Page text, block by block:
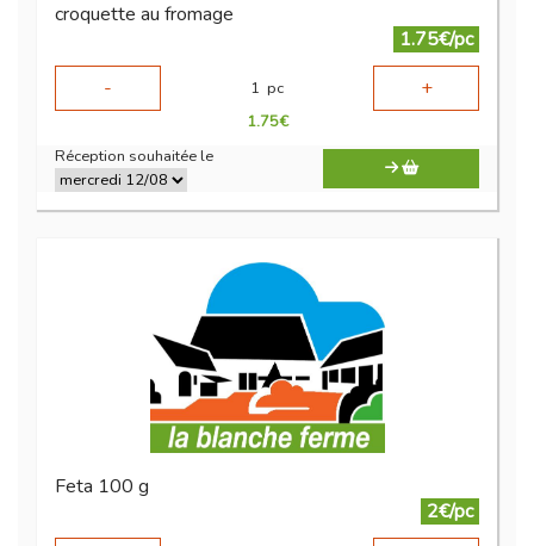
croquette au fromage
1.75€/pc
-
1 pc +
1.75€
Réception souhaitée le
Feta 100 g
2€/pc